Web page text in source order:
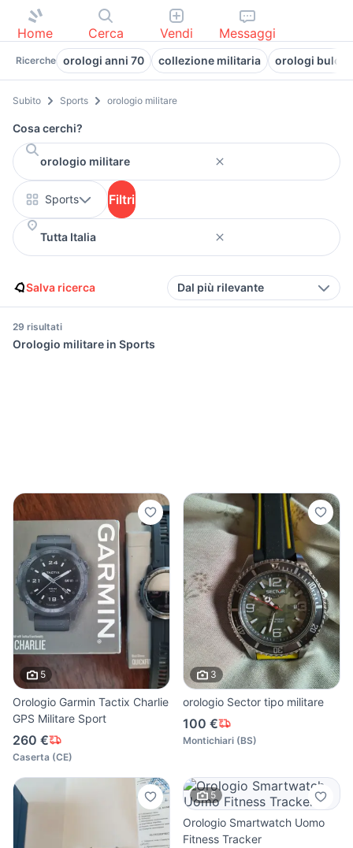
Home Cerca Vendi Messaggi
Ricerche orologi anni 70 collezione militaria orologi bulova
Subito Sports orologio militare
Cosa cerchi?
Sports Filtri
Salva ricerca Dal più rilevante
29 risultati
Orologio militare in Sports
5
Orologio Garmin Tactix Charlie
GPS Militare Sport
260 €
Caserta (CE)
3
orologio Sector tipo militare
100 €
Montichiari (BS)
5
Orologio Smartwatch Uomo
Fitness Tracker